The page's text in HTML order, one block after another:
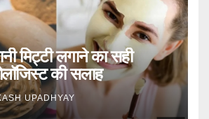
मिट्टी लगाने का सही
की सलाह
UPADHYAY